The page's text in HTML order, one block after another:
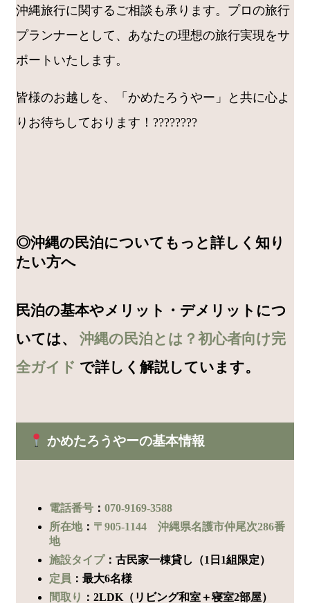
沖縄旅行に関するご相談も承ります。プロの旅行
プランナーとして、あなたの理想の旅行実現をサ
ポートいたします。
皆様のお越しを、「かめたろうやー」と共に心よ
りお待ちしております！????????
◎沖縄の民泊についてもっと詳しく知り
たい方へ
民泊の基本やメリット・デメリットにつ
いては、 沖縄の民泊とは？初心者向け完
全ガイド で詳しく解説しています。
かめたろうやーの基本情報
電話番号 ： 070-9169-3588
所在地： 〒905-1144 沖縄県名護市仲尾次286番
地
施設タイプ：古民家一棟貸し（1日1組限定）
定員 ：最大6名様
間取り ：2LDK（リビング和室＋寝室2部屋）